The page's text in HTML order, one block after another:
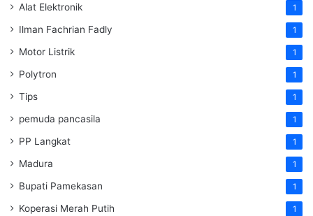
Alat Elektronik 1
Ilman Fachrian Fadly 1
Motor Listrik 1
Polytron 1
Tips 1
pemuda pancasila 1
PP Langkat 1
Madura 1
Bupati Pamekasan 1
Koperasi Merah Putih 1